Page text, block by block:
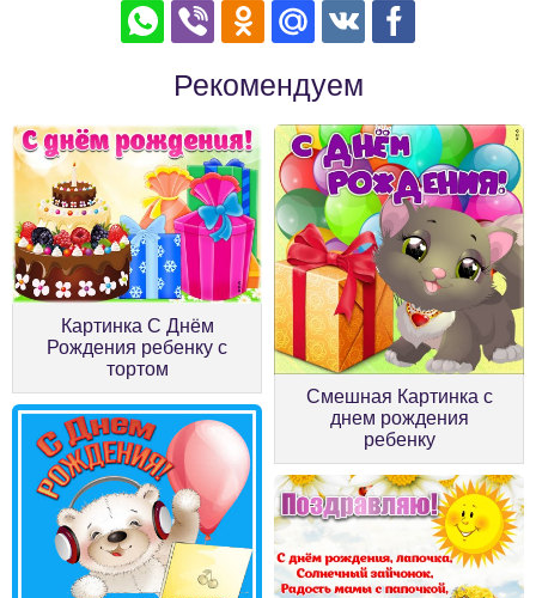
Рекомендуем
Картинка С Днём
Рождения ребенку с
тортом
Смешная Картинка с
днем рождения
ребенку